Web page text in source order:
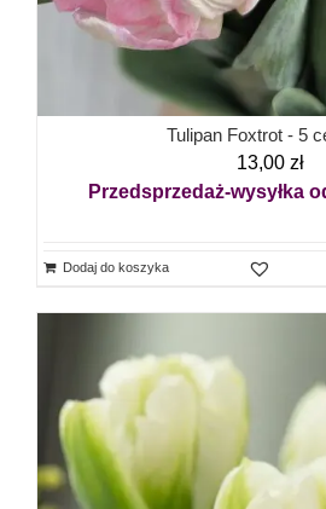
Tulipan Foxtrot - 5
13,00 zł
Przedsprzedaż-wysyłka
Dodaj do koszyka